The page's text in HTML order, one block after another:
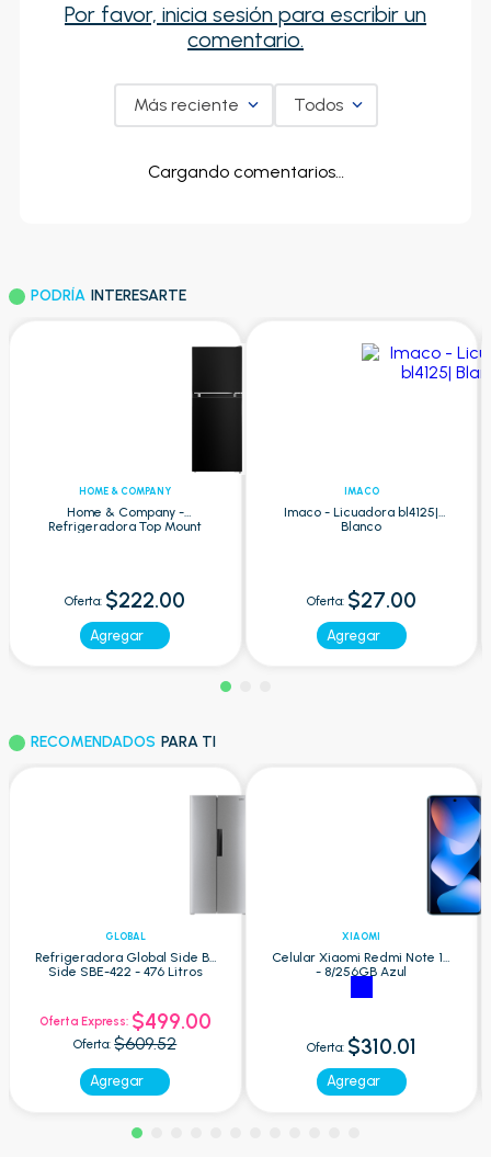
Por favor, inicia sesión para escribir un
comentario.
Más reciente Todos
Cargando comentarios…
PODRÍA INTERESARTE
HOME & COMPANY
Home & Company -
Refrigeradora Top Mount
Oferta: $222.00
Agregar
IMACO
Imaco - Licuadora bl4125|
Blanco
Oferta: $27.00
Agregar
RECOMENDADOS PARA TI
GLOBAL
Refrigeradora Global Side By
Side SBE-422 - 476 Litros
Oferta Express: $499.00
Oferta: $609.52
Agregar
XIAOMI
Celular Xiaomi Redmi Note 15
- 8/256GB Azul
Oferta: $310.01
Agregar